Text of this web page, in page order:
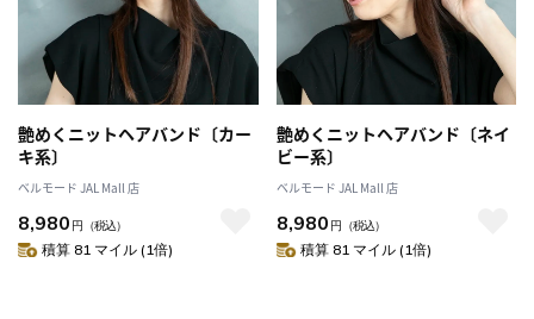
艶めくニットヘアバンド〔カー
キ系〕
ベルモード JAL Mall 店
8,980 円 （税込）
積算 81 マイル (1倍)
艶めくニットヘアバンド〔ネイ
ビー系〕
ベルモード JAL Mall 店
8,980 円 （税込）
積算 81 マイル (1倍)